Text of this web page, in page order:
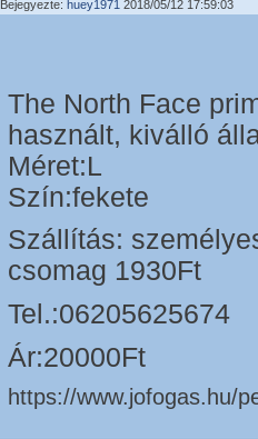
Bejegyezte: huey1971 2018/05/12 17:59:03
The North Face
használt, kiválló
Méret:L
Szín:fekete
Szállítás:
csomag 1930Ft
Tel.:06205625674
Ár:20000Ft
https://www.jofogas.hu/